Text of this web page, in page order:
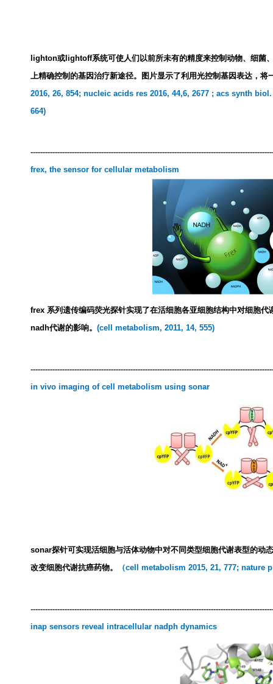
lighton或lightoff系统可使人们以前所未有的精度来控制动物、细菌
上精确控制的基因治疗新途径。图片显示了利用光控制基因表达，
2016, 26, 854; nucleic acids res 2016, 44,6, 2677 ; acs synth biol.
664)
frex, the sensor for cellular metabolism
frex 系列遗传编码荧光探针实现了在活细胞各亚细胞结构中对细胞
nadh代谢的影响。 (cell metabolism, 2011, 14, 555)
in vivo imaging of cell metabolism using sonar
sonar探针可实现活细胞与活体动物中对不同类型细胞代谢表型的动
改变细胞代谢抗癌药物。
（cell metabolism 2015, 21, 777; nature
inap sensors reveal intracellular nadph dynamics